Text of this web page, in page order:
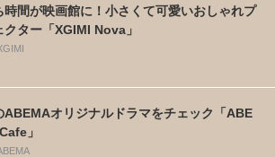
時間が映画館に！小さくて可愛いおしゃれプ
クター「XGIMI Nova」
ABEMAオリジナルドラマをチェック「ABE
」